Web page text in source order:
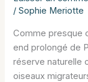
/Sophie Meriotte
Comme presque
end prolongé de
réserve naturelle
oiseaux